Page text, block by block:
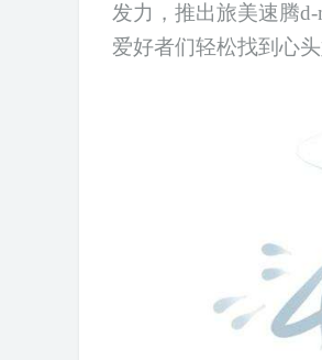
发力，推出旅美速腾
爱好者们轻松找到心